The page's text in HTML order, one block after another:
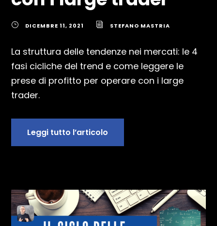
DICEMBRE 11, 2021 STEFANO MASTRIA
La struttura delle tendenze nei mercati: le 4
fasi cicliche del trend e come leggere le
prese di profitto per operare con i large
trader.
Leggi tutto l’articolo